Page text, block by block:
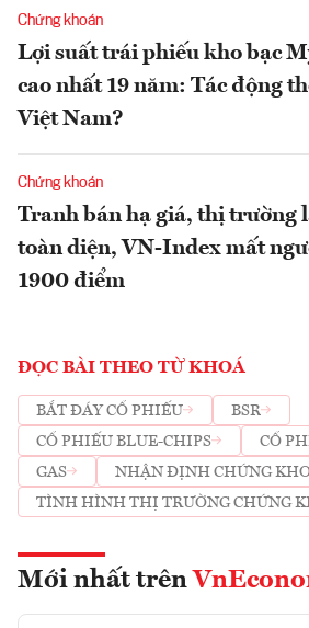
Chứng khoán
Lợi suất trái phiếu kho bạc
cao nhất 19 năm: Tác động
Việt Nam?
Chứng khoán
Tranh bán hạ giá, thị trường
toàn diện, VN-Index mất
1900 điểm
ĐỌC BÀI THEO TỪ KHOÁ
BẮT ĐÁY CỔ PHIẾU
BSR
CỔ PHIẾU BLUE-CHIPS
CỔ
GAS
NHẬN ĐỊNH CHỨNG
TÌNH HÌNH THỊ TRƯỜNG CHỨNG
Mới nhất trên